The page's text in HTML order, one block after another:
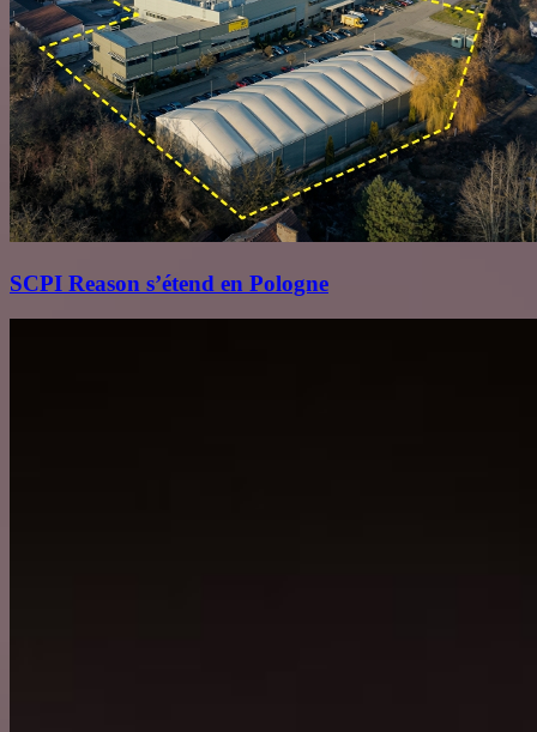
SCPI Reason s’étend en Pologne